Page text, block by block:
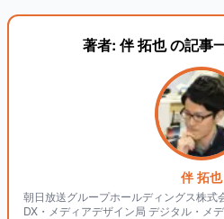
著者: 伴 拓也の記事
伴 拓也
朝日放送グループホールディングス株式
DX・メディアデザイン局 デジタル・メ